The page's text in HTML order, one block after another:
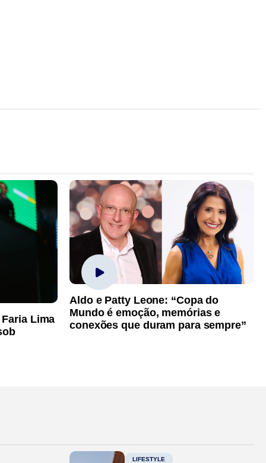
Lima
Aldo e Patty Leone: “Copa do
Mundo é emoção, memórias e
conexões que duram para sempre”
LIFESTYLE